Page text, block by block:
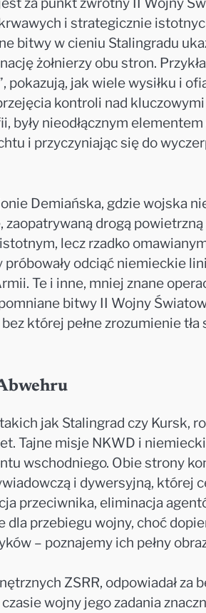
za punkt zwrotny II Wojny
i strategicznie
bitwy w cieniu Stalingradu
żołnierzy obu stron.
pokazują, jak wiele wysiłku i
kontroli nad
nieodłącznym
i przyczyniając się do
Demiańska, gdzie wojska
drogą
lecz rzadko
odciąć niemieckie
Te i inne, mniej znane
bitwy II Wojny
której pełne zrozumienie
jak Stalingrad czy Kursk,
Tajne misje NKWD i
wschodniego. Obie strony
i dywersyjną, której
przeciwnika, eliminacja
dla przebiegu wojny, choć
– poznajemy ich pełny
ZSRR, odpowiadał za
wojny jego zadania